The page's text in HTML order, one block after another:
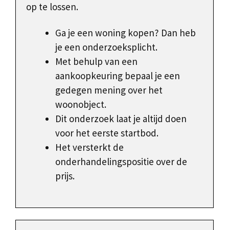
op te lossen.
Ga je een woning kopen? Dan heb
je een onderzoeksplicht.
Met behulp van een
aankoopkeuring bepaal je een
gedegen mening over het
woonobject.
Dit onderzoek laat je altijd doen
voor het eerste startbod.
Het versterkt de
onderhandelingspositie over de
prijs.